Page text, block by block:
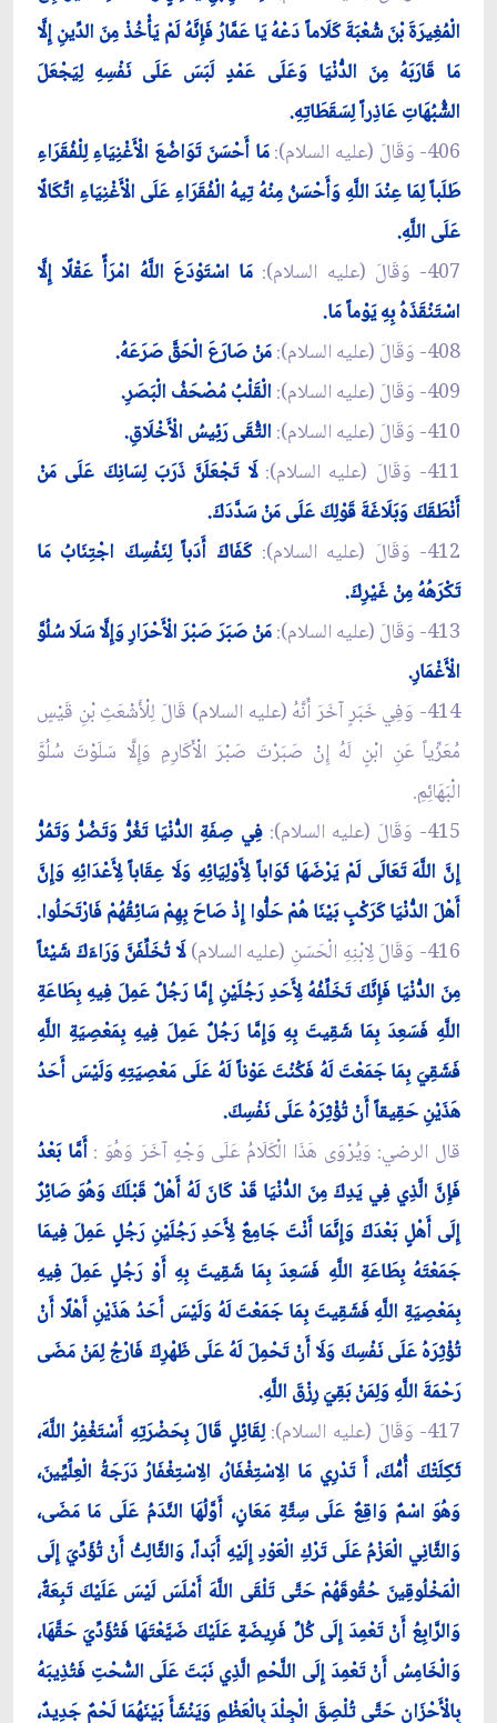
الْمُغِيرَةَ بْنَ شُعْبَةَ كَلَاماً دَعْهُ يَا عَمَّارُ فَإِنَّهُ لَمْ يَأْخُذْ مِنَ الدِّينِ إِلَّا
مَا قَارَبَهُ مِنَ الدُّنْيَا وَعَلَى عَمْدٍ لَبَسَ عَلَى نَفْسِهِ لِيَجْعَلَ
الشُّبُهَاتِ عَاذِراً لِسَقَطَاتِهِ.
406- وَقَالَ (عليه السلام):
مَا أَحْسَنَ تَوَاضُعَ الْأَغْنِيَاءِ لِلْفُقَرَاءِ
طَلَباً لِمَا عِنْدَ اللَّهِ وَأَحْسَنُ مِنْهُ تِيهُ الْفُقَرَاءِ عَلَى الْأَغْنِيَاءِ اتِّكَالًا
عَلَى اللَّهِ.
407- وَقَالَ (عليه السلام):
مَا اسْتَوْدَعَ اللَّهُ امْرَأً عَقْلًا إِلَّا
اسْتَنْقَذَهُ بِهِ يَوْماً مَا.
408- وَقَالَ (عليه السلام):
مَنْ صَارَعَ الْحَقَّ صَرَعَهُ.
409- وَقَالَ (عليه السلام):
الْقَلْبُ مُصْحَفُ الْبَصَرِ.
410- وَقَالَ (عليه السلام):
التُّقَى رَئِيسُ الْأَخْلَاقِ.
411- وَقَالَ (عليه السلام):
لَا تَجْعَلَنَّ ذَرَبَ لِسَانِكَ عَلَى مَنْ
أَنْطَقَكَ وَبَلَاغَةَ قَوْلِكَ عَلَى مَنْ سَدَّدَكَ.
412- وَقَالَ (عليه السلام):
كَفَاكَ أَدَباً لِنَفْسِكَ اجْتِنَابُ مَا
تَكْرَهُهُ مِنْ غَيْرِكَ.
413- وَقَالَ (عليه السلام):
مَنْ صَبَرَ صَبْرَ الْأَحْرَارِ وَإِلَّا سَلَا سُلُوَّ
الْأَغْمَارِ.
414- وَفِي خَبَرٍ آخَرَ أَنَّهُ (عليه السلام) قَالَ لِلْأَشْعَثِ بْنِ قَيْسٍ
مُعَزِّياً عَنِ ابْنٍ لَهُ إِنْ صَبَرْتَ صَبْرَ الْأَكَارِمِ وَإِلَّا سَلَوْتَ سُلُوَّ
الْبَهَائِمِ.
415- وَقَالَ (عليه السلام):
فِي صِفَةِ الدُّنْيَا تَغُرُّ وَتَضُرُّ وَتَمُرُّ
إِنَّ اللَّهَ تَعَالَى لَمْ يَرْضَهَا ثَوَاباً لِأَوْلِيَائِهِ وَلَا عِقَاباً لِأَعْدَائِهِ وَإِنَّ
أَهْلَ الدُّنْيَا كَرَكْبٍ بَيْنَا هُمْ حَلُّوا إِذْ صَاحَ بِهِمْ سَائِقُهُمْ فَارْتَحَلُوا.
416- وَقَالَ لِابْنِهِ الْحَسَنِ (عليه السلام)
لَا تُخَلِّفَنَّ وَرَاءَكَ شَيْئاً
مِنَ الدُّنْيَا فَإِنَّكَ تَخَلِّفُهُ لِأَحَدِ رَجُلَيْنِ إِمَّا رَجُلٌ عَمِلَ فِيهِ بِطَاعَةِ
اللَّهِ فَسَعِدَ بِمَا شَقِيتَ بِهِ وَإِمَّا رَجُلٌ عَمِلَ فِيهِ بِمَعْصِيَةِ اللَّهِ
فَشَقِيَ بِمَا جَمَعْتَ لَهُ فَكُنْتَ عَوْناً لَهُ عَلَى مَعْصِيَتِهِ وَلَيْسَ أَحَدُ
هَذَيْنِ حَقِيقاً أَنْ تُؤْثِرَهُ عَلَى نَفْسِكَ.
قال الرضي: وَيُرْوَى هَذَا الْكَلَامُ عَلَى وَجْهٍ آخَرَ وَهُوَ :أَمَّا بَعْدُ
فَإِنَّ الَّذِي فِي يَدِكَ مِنَ الدُّنْيَا قَدْ كَانَ لَهُ أَهْلٌ قَبْلَكَ وَهُوَ صَائِرٌ
إِلَى أَهْلٍ بَعْدَكَ وَإِنَّمَا أَنْتَ جَامِعٌ لِأَحَدِ رَجُلَيْنِ رَجُلٍ عَمِلَ فِيمَا
جَمَعْتَهُ بِطَاعَةِ اللَّهِ فَسَعِدَ بِمَا شَقِيتَ بِهِ أَوْ رَجُلٍ عَمِلَ فِيهِ
بِمَعْصِيَةِ اللَّهِ فَشَقِيتَ بِمَا جَمَعْتَ لَهُ وَلَيْسَ أَحَدُ هَذَيْنِ أَهْلًا أَنْ
تُؤْثِرَهُ عَلَى نَفْسِكَ وَلَا أَنْ تَحْمِلَ لَهُ عَلَى ظَهْرِكَ فَارْجُ لِمَنْ مَضَى
رَحْمَةَ اللَّهِ وَلِمَنْ بَقِيَ رِزْقَ اللَّهِ.
417- وَقَالَ (عليه السلام):
لِقَائِلٍ قَالَ بِحَضْرَتِهِ أَسْتَغْفِرُ اللَّهَ،
ثَكِلَتْكَ أُمُّكَ، أَ تَدْرِي مَا الِاسْتِغْفَارُ، الِاسْتِغْفَارُ دَرَجَةُ الْعِلِّيِّينَ،
وَهُوَ اسْمٌ وَاقِعٌ عَلَى سِتَّةِ مَعَانٍ، أَوَّلُهَا النَّدَمُ عَلَى مَا مَضَى،
وَالثَّانِي الْعَزْمُ عَلَى تَرْكِ الْعَوْدِ إِلَيْهِ أَبَداً، وَالثَّالِثُ أَنْ تُؤَدِّيَ إِلَى
الْمَخْلُوقِينَ حُقُوقَهُمْ حَتَّى تَلْقَى اللَّهَ أَمْلَسَ لَيْسَ عَلَيْكَ تَبِعَةٌ،
وَالرَّابِعُ أَنْ تَعْمِدَ إِلَى كُلِّ فَرِيضَةٍ عَلَيْكَ ضَيَّعْتَهَا فَتُؤَدِّيَ حَقَّهَا،
وَالْخَامِسُ أَنْ تَعْمِدَ إِلَى اللَّحْمِ الَّذِي نَبَتَ عَلَى السُّحْتِ فَتُذِيبَهُ
بِالْأَحْزَانِ حَتَّى تُلْصِقَ الْجِلْدَ بِالْعَظْمِ وَيَنْشَأَ بَيْنَهُمَا لَحْمٌ جَدِيدٌ،